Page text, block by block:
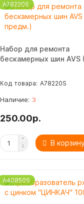
A78220S
Набор для ремонта
бескамерных шин AVS
A78220S
3
250.00р.
В
A40850S